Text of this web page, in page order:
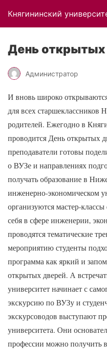
Княгининский
День открытых
Администратор
И вновь широко
для всех старшеклассников
родителей. Ежегодно в
проводится День открытых
преподаватели готовы
о ВУЗе и направлениях
получать образование в
инженерно-экономическом
организуются мастер-
себя в сфере инженерии,
проводятся тематические
мероприятию студенты
программа как яркий и
открытых дверей. А
университет начинает с
экскурсию по ВУЗу и
экскурсоводов выступают
университета. Они
профессии можно